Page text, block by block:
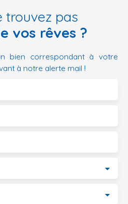
trouvez pas
vos rêves ?
bien correspondant à votre
à notre alerte mail !